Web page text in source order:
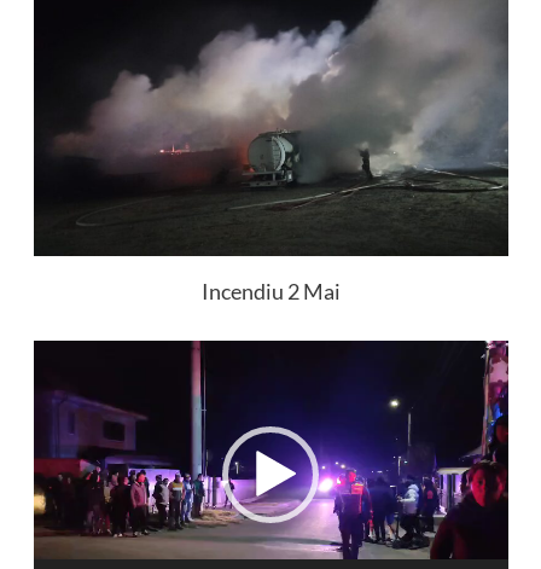
Incendiu 2 Mai
video